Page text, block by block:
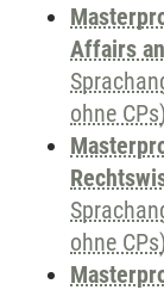
Affairs
ohne CPs)
ohne CPs)